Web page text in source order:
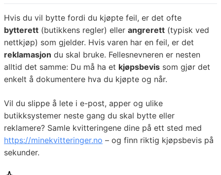
Hvis du vil bytte fordi du kjøpte feil, er det ofte
bytterett (butikkens regler) eller angrerett (typisk ved
nettkjøp) som gjelder. Hvis varen har en feil, er det
reklamasjon du skal bruke. Fellesnevneren er nesten
alltid det samme: Du må ha et kjøpsbevis som gjør det
enkelt å dokumentere hva du kjøpte og når.
Vil du slippe å lete i e-post, apper og ulike
butikksystemer neste gang du skal bytte eller
reklamere? Samle kvitteringene dine på ett sted med
https://minekvitteringer.no – og finn riktig kjøpsbevis på
sekunder.